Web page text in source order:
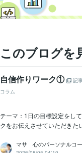
得意分野
このブログを
自信作りワーク①
記
コラム
テーマ：1日の目標設定をし
クをお伝えさせていただきた
マサ 心のパーソナルコ